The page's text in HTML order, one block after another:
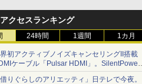
アクセスランキング
24時間 1週間 1カ月
初アクティブノイズキャンセリングII搭載
ケーブル「Pulsar HDMI」。SilentPower
借りぐらしのアリエッティ」日テレで今夜。